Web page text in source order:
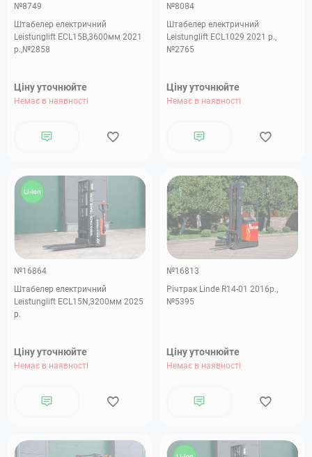
№8749
Штабелер електричний
Leistunglift ECL15B,3600мм 2021
р.,№2858
Ціну уточнюйте
Немає в наявності
№8084
Штабелер електричний
Leistunglift ECL1029 2021 р.,
№2765
Ціну уточнюйте
Немає в наявності
№16864
Штабелер електричний
Leistunglift ECL15N,3200мм 2025
р.
Ціну уточнюйте
Немає в наявності
№16813
Річтрак Linde R14-01 2016р.,
№5395
Ціну уточнюйте
Немає в наявності